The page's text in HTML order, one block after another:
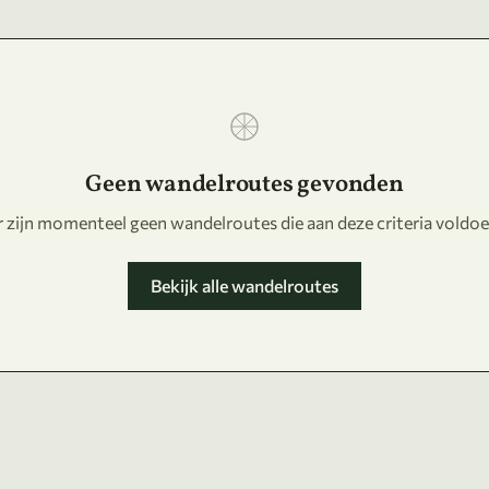
Geen wandelroutes gevonden
zijn momenteel geen wandelroutes die aan deze criteria
Bekijk alle wandelroutes